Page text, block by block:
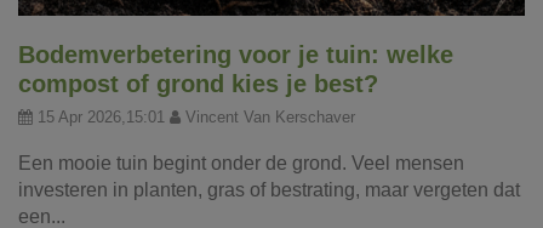
Bodemverbetering voor je tuin: welke
compost of grond kies je best?
15 Apr 2026,15:01 Vincent Van Kerschaver
Een mooie tuin begint onder de grond. Veel mensen
investeren in planten, gras of bestrating, maar vergeten dat
een...